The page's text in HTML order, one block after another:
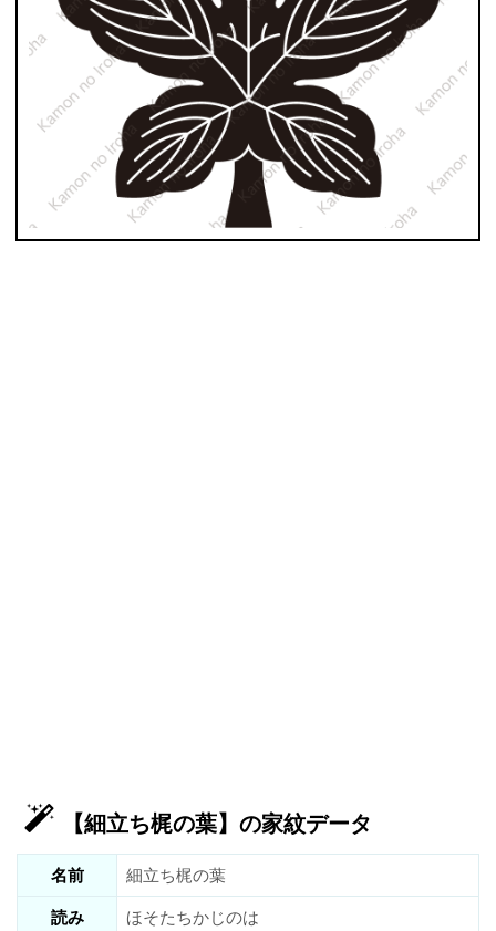
【細立ち梶の葉】の家紋データ
名前
細立ち梶の葉
読み
ほそたちかじのは